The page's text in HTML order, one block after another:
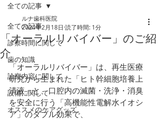
全ての記事
診察時間に関して
歯の知識
診察内容に関して
設備に関して
オススメのケアグッズ
全ての記事
「オーラルリバイバー」のご紹
介
ルナ歯科医院
2024年2月18日 読了時間: 1分
「オーラルリバイバー」は、再生医療
研究から生まれた「ヒト幹細胞培養上
清液」と、口腔内の滅菌・洗浄・消臭
を安全に行う「高機能性電解水イオシ
ア」のダブル効果で、